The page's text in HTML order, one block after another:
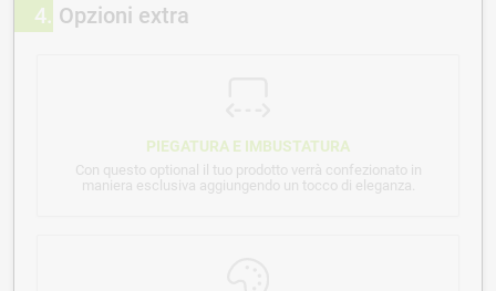
4 Opzioni extra
PIEGATURA E IMBUSTATURA
Con questo optional il tuo prodotto verrà confezionato in
maniera esclusiva aggiungendo un tocco di eleganza.